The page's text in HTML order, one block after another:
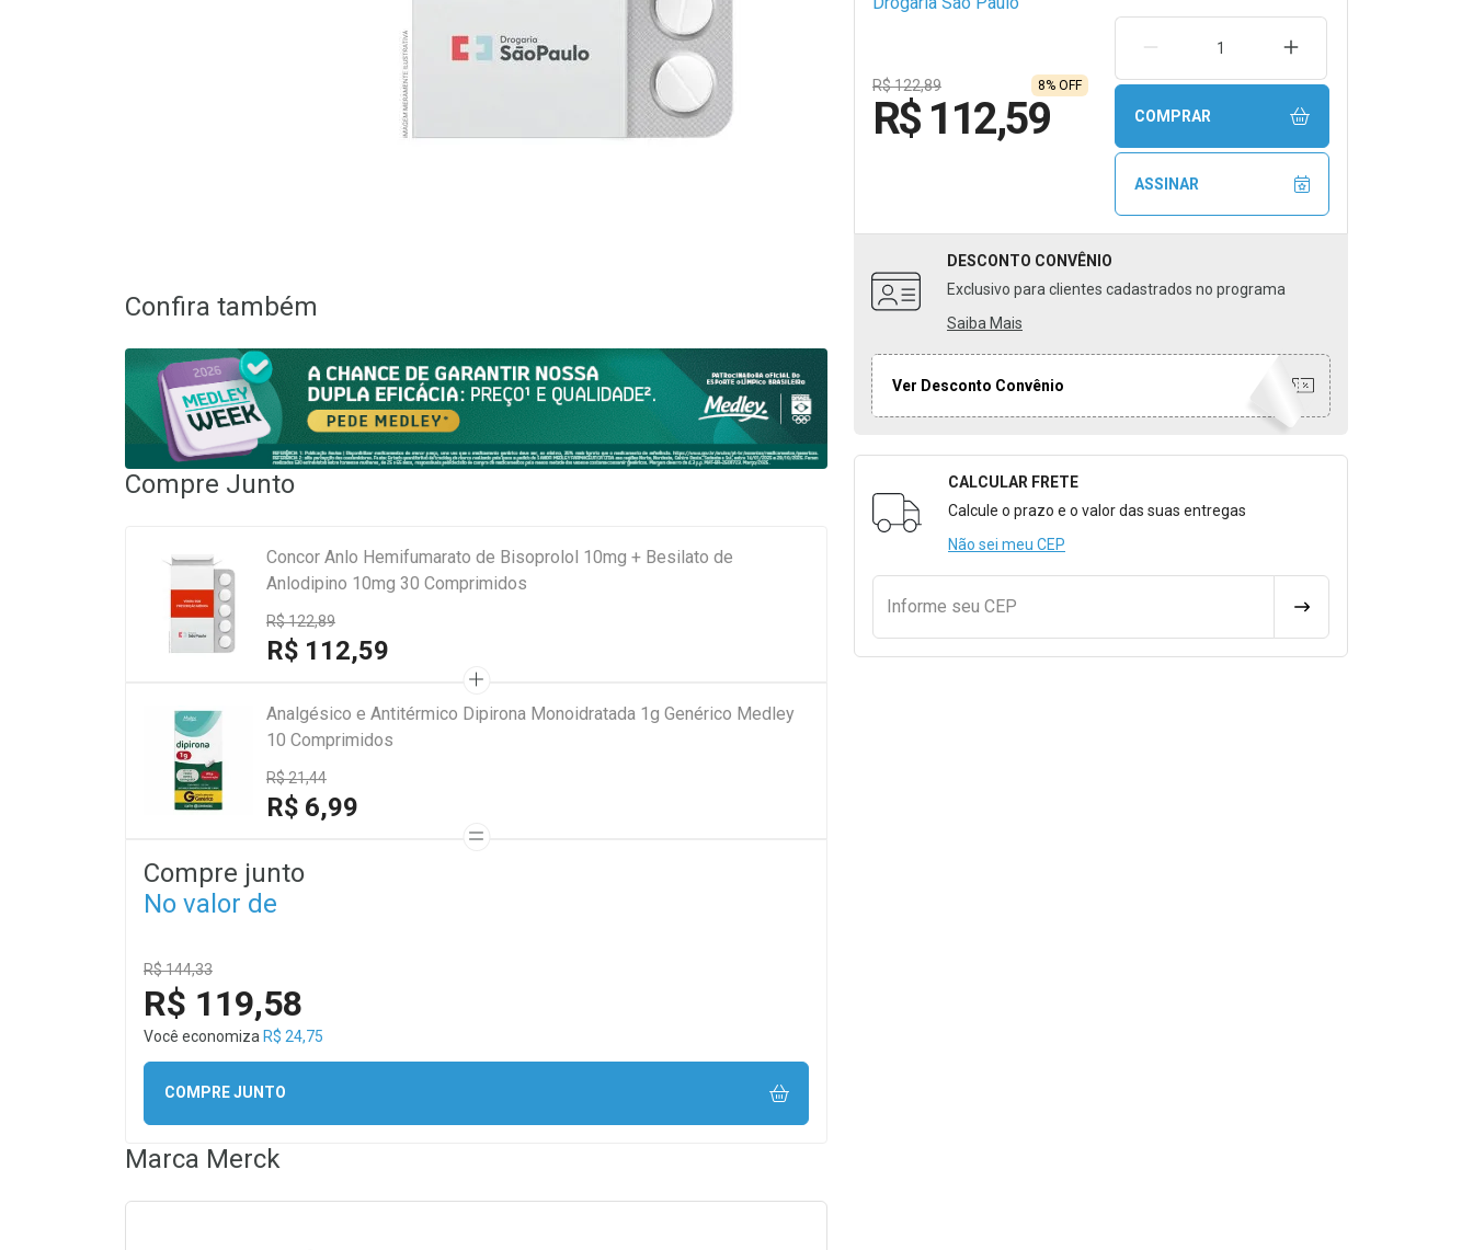
R$ 122,89 8% OFF
R$ 112,59
REMOVER UMA UNIDADEAUMENTAR UMA
COMPRAR
ASSINAR
DESCONTO CONVÊNIO
Exclusivo para clientes cadastrados no programa
Saiba Mais
Ver Desconto Convênio
Formulário para Calcular o Frete
CALCULAR FRETE
Calcule o prazo e o valor das suas entregas
Não sei meu CEP
Informe seu CEP CALCULAR FRETE
Confira também
Compre Junto
Concor Anlo Hemifumarato de Bisoprolol 10mg + Besilato de
Anlodipino 10mg 30 Comprimidos
R$ 122,89
R$ 112,59
Analgésico e Antitérmico Dipirona Monoidratada 1g Genérico Medley
10 Comprimidos
R$ 21,44
R$ 6,99
Compre junto
No valor de
R$ 144,33
R$ 119,58
Você economiza R$ 24,75
COMPRE JUNTO
Marca Merck